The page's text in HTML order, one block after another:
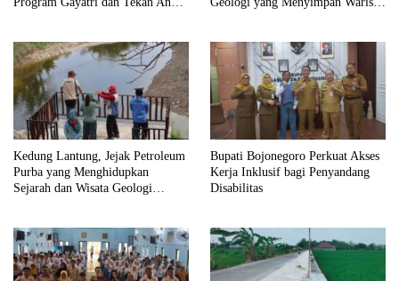
Kedung Lantung, Jejak Petroleum
Purba yang Menghidupkan
Sejarah dan Wisata Geologi
Bupati Bojonegoro Perkuat Akses
Kerja Inklusif bagi Penyandang
Disabilitas